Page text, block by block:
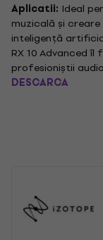
Aplicatii: Ideal
muzicală și
inteligență
RX 10 Advanced
profesioniștii
DESCARCA